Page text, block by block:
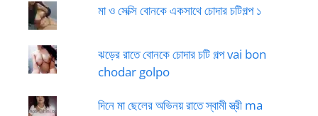
মা ও সেক্সি বোনকে একসাথে চোদার চটিগল্প ১
ঝড়ের রাতে বোনকে চোদার চটি গল্প vai bon
chodar golpo
দিনে মা ছেলের অভিনয় রাতে স্বামী স্ত্রী ma